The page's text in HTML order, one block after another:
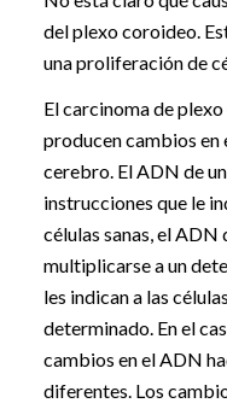
del plexo coroideo.
una proliferación de
El carcinoma de
producen cambios en
cerebro. El ADN de
instrucciones que le
células sanas, el
multiplicarse a un
les indican a las
determinado. En el
cambios en el ADN
diferentes. Los